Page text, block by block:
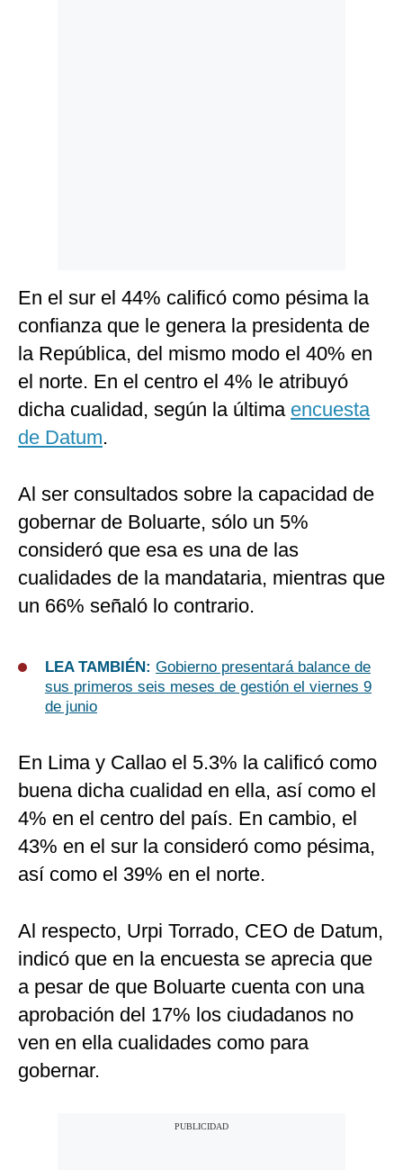
En el sur el 44% calificó como pésima la
confianza que le genera la presidenta de
la República, del mismo modo el 40% en
el norte. En el centro el 4% le atribuyó
dicha cualidad, según la última encuesta
de Datum.
Al ser consultados sobre la capacidad de
gobernar de Boluarte, sólo un 5%
consideró que esa es una de las
cualidades de la mandataria, mientras que
un 66% señaló lo contrario.
LEA TAMBIÉN: Gobierno presentará balance de
sus primeros seis meses de gestión el viernes 9
de junio
En Lima y Callao el 5.3% la calificó como
buena dicha cualidad en ella, así como el
4% en el centro del país. En cambio, el
43% en el sur la consideró como pésima,
así como el 39% en el norte.
Al respecto, Urpi Torrado, CEO de Datum,
indicó que en la encuesta se aprecia que
a pesar de que Boluarte cuenta con una
aprobación del 17% los ciudadanos no
ven en ella cualidades como para
gobernar.